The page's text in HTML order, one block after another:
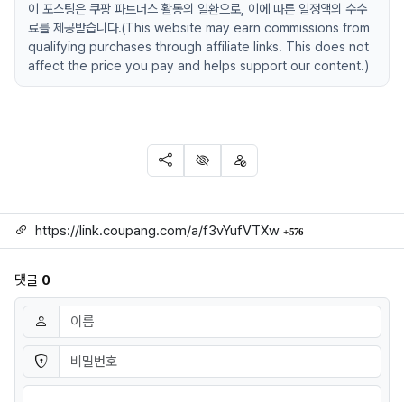
이 포스팅은 쿠팡 파트너스 활동의 일환으로, 이에 따른 일정액의 수수
료를 제공받습니다.(This website may earn commissions from
qualifying purchases through affiliate links. This does not
affect the price you pay and helps support our content.)
SNS 공유
신고 차단
링크
https://link.coupang.com/a/f3vYufVTXw 576회 연결
댓글 0
댓글쓰기
이름 필수
비밀번호 필수